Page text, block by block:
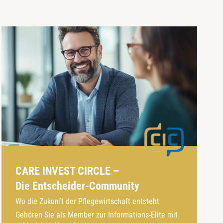
CARE INVEST CIRCLE –
Die Entscheider-Community
Wo die Zukunft der Pflegewirtschaft entsteht
Gehören Sie als Member zur Informations-Elite mit